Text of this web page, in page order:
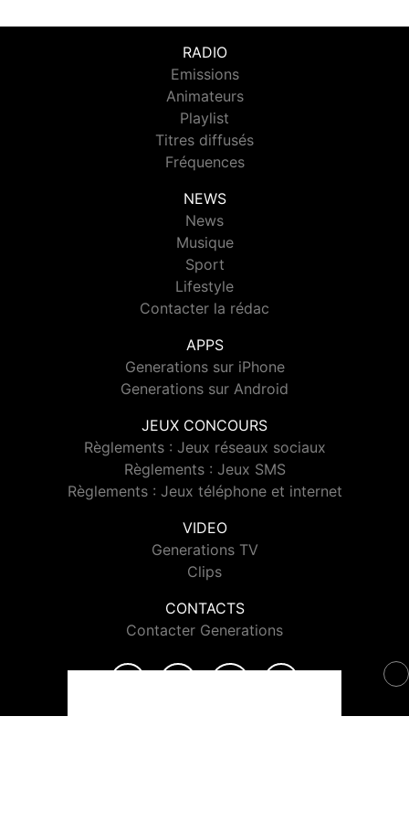
RADIO
Emissions
Animateurs
Playlist
Titres diffusés
Fréquences
NEWS
News
Musique
Sport
Lifestyle
Contacter la rédac
APPS
Generations sur iPhone
Generations sur Android
JEUX CONCOURS
Règlements : Jeux réseaux sociaux
Règlements : Jeux SMS
Règlements : Jeux téléphone et internet
VIDEO
Generations TV
Clips
CONTACTS
Contacter Generations